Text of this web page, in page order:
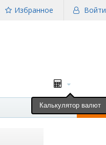
Войти
Избранное
Калькулятор валют